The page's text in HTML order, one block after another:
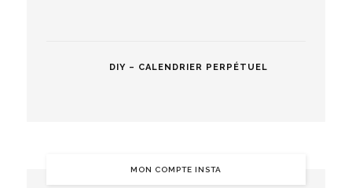
DIY – CALENDRIER PERPÉTUEL
MON COMPTE INSTA